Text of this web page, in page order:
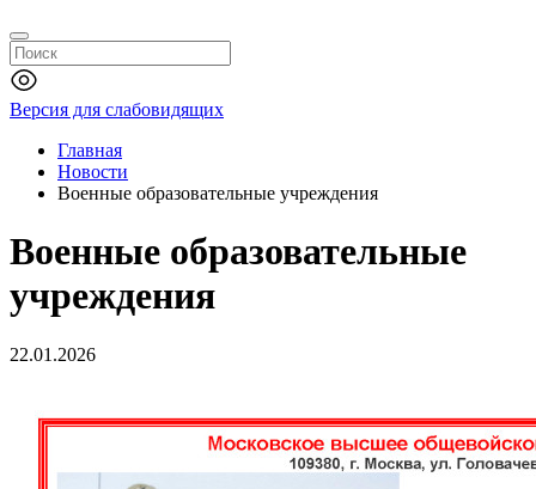
Версия для слабовидящих
Главная
Новости
Военные образовательные учреждения
Военные образовательные
учреждения
22.01.2026